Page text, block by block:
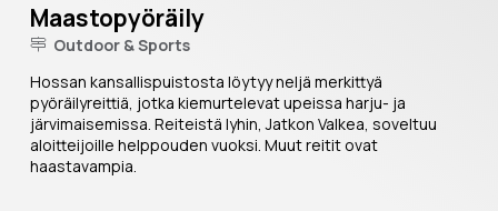
Maastopyöräily
Outdoor & Sports
Hossan kansallispuistosta löytyy neljä merkittyä
pyöräilyreittiä, jotka kiemurtelevat upeissa harju- ja
järvimaisemissa. Reiteistä lyhin, Jatkon Valkea, soveltuu
aloitteijoille helppouden vuoksi. Muut reitit ovat
haastavampia.